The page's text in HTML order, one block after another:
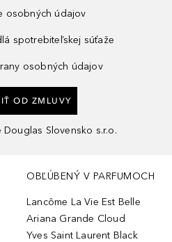
osobných údajov
spotrebiteľskej súťaže
osobných údajov
OD ZMLUVY
Douglas Slovensko s.r.o.
OBĽÚBENÝ V PARFUMOCH
Lancôme La Vie Est Belle
Ariana Grande Cloud
Yves Saint Laurent Black